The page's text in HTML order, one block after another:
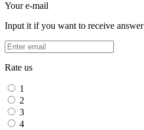
Your e-mail
Input it if you want to receive answer
Rate us
1
2
3
4